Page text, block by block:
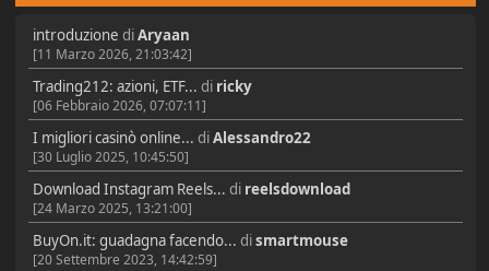
introduzione diAryaan
[11 Marzo 2026, 21:03:42]
Trading212: azioni, ETF... di ricky
[06 Febbraio 2026, 07:07:11]
I migliori casinò online... diAlessandro22
[30 Luglio 2025, 10:45:50]
Download Instagram Reels... di reelsdownload
[24 Marzo 2025, 13:21:00]
BuyOn.it: guadagna facendo... dismartmouse
[20 Settembre 2023, 14:42:59]